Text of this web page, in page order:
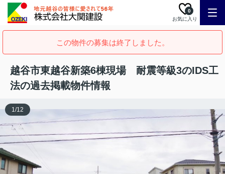
お気に入り
0
この物件の募集は終了しました。
越谷市東越谷新築6棟現場 耐震等級3のIDS工
法の過去掲載物件情報
1/12